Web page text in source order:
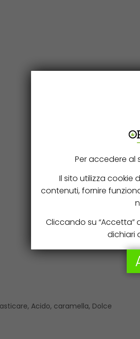
Acido, caramella, Dolce
Per accedere al
Il sito utilizza cookie
contenuti, fornire
Cliccando su “Accetta”
dichiari